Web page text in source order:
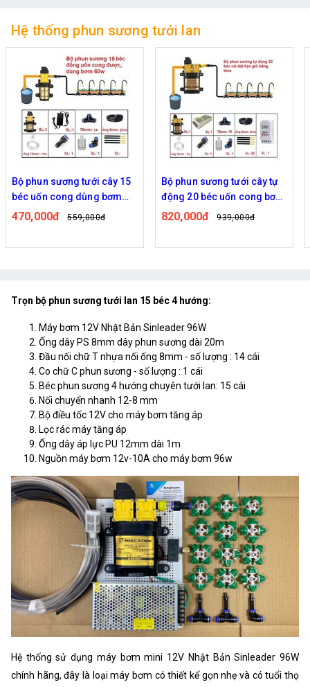
Hệ thống phun sương tưới lan
Bộ phun sương tưới cây 15
béc uốn cong dùng bơm
60w
470,000đ 559,000đ
Bộ phun sương tưới cây tự
động 20 béc uốn cong bơm
đôi 96w time
820,000đ 939,000đ
Trọn bộ phun sương tưới lan 15 béc 4 hướng:
Máy bơm 12V Nhật Bản Sinleader 96W
Ống dây PS 8mm dây phun sương dài 20m
Đầu nối chữ T nhựa nối ống 8mm - số lượng : 14 cái
Co chữ C phun sương - số lượng : 1 cái
Béc phun sương 4 hướng chuyên tưới lan: 15 cái
Nối chuyển nhanh 12-8 mm
Bộ điều tốc 12V cho máy bơm tăng áp
Lọc rác máy tăng áp
Ống dây áp lực PU 12mm dài 1m
Nguồn máy bơm 12v-10A cho máy bơm 96w
Hệ thống sử dụng máy bơm mini 12V Nhật Bản Sinleader 96W
chính hãng, đây là loại máy bơm có thiết kế gọn nhẹ và có tuổi thọ